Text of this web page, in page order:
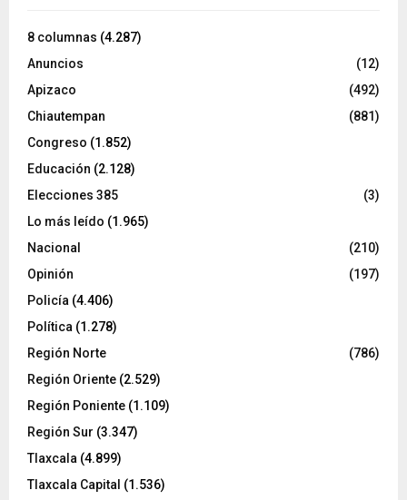
8 columnas (4.287)
Anuncios
(12)
Apizaco
(492)
Chiautempan
(881)
Congreso (1.852)
Educación (2.128)
Elecciones 385
(3)
Lo más leído (1.965)
Nacional
(210)
Opinión
(197)
Policía (4.406)
Política (1.278)
Región Norte
(786)
Región Oriente (2.529)
Región Poniente (1.109)
Región Sur (3.347)
Tlaxcala (4.899)
Tlaxcala Capital (1.536)